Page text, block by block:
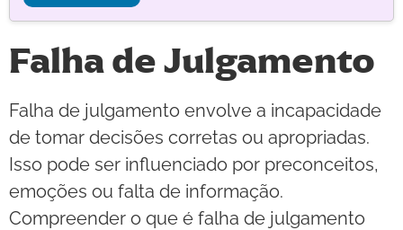
Falha de Julgamento
Falha de julgamento envolve a incapacidade
de tomar decisões corretas ou apropriadas.
Isso pode ser influenciado por preconceitos,
emoções ou falta de informação.
Compreender o que é falha de julgamento